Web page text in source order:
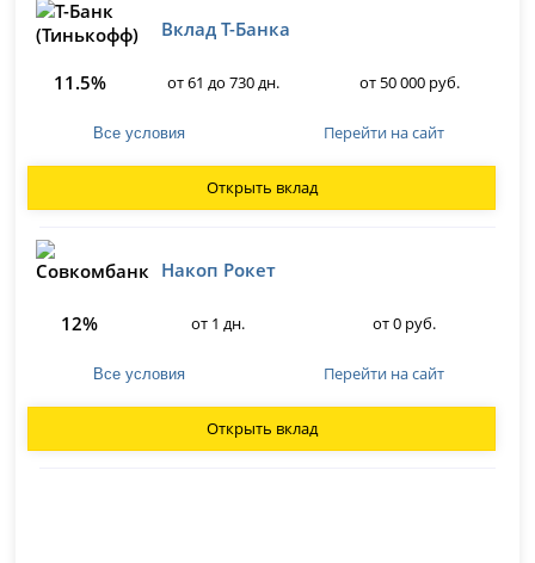
Вклад Т-Банка
11.5% от 61 до 730 дн. от 50 000 руб.
Все условия Перейти на сайт
Открыть вклад
Накоп Рокет
12% от 1 дн. от 0 руб.
Все условия Перейти на сайт
Открыть вклад